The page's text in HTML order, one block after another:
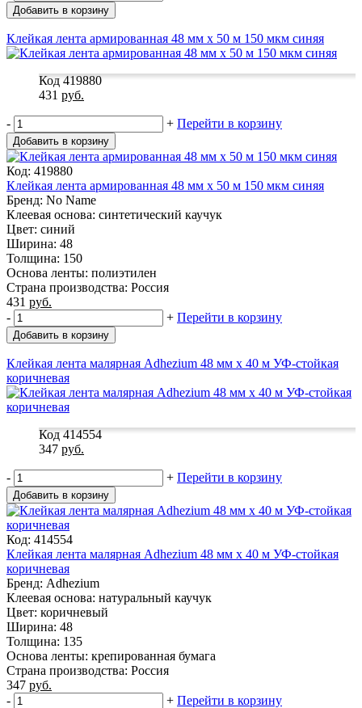
Добавить в корзину
Клейкая лента армированная 48 мм x 50 м 150 мкм синяя
Код 419880
431 руб.
- + Перейти в корзину
Добавить в корзину
Код: 419880
Клейкая лента армированная 48 мм x 50 м 150 мкм синяя
Бренд: No Name
Клеевая основа: синтетический каучук
Цвет: синий
Ширина: 48
Толщина: 150
Основа ленты: полиэтилен
Страна производства: Россия
431 руб.
-
+ Перейти в корзину
Добавить в корзину
Клейкая лента малярная Adhezium 48 мм x 40 м УФ-стойкая
коричневая
Код 414554
347 руб.
- + Перейти в корзину
Добавить в корзину
Код: 414554
Клейкая лента малярная Adhezium 48 мм x 40 м УФ-стойкая
коричневая
Бренд: Adhezium
Клеевая основа: натуральный каучук
Цвет: коричневый
Ширина: 48
Толщина: 135
Основа ленты: крепированная бумага
Страна производства: Россия
347 руб.
-
+ Перейти в корзину